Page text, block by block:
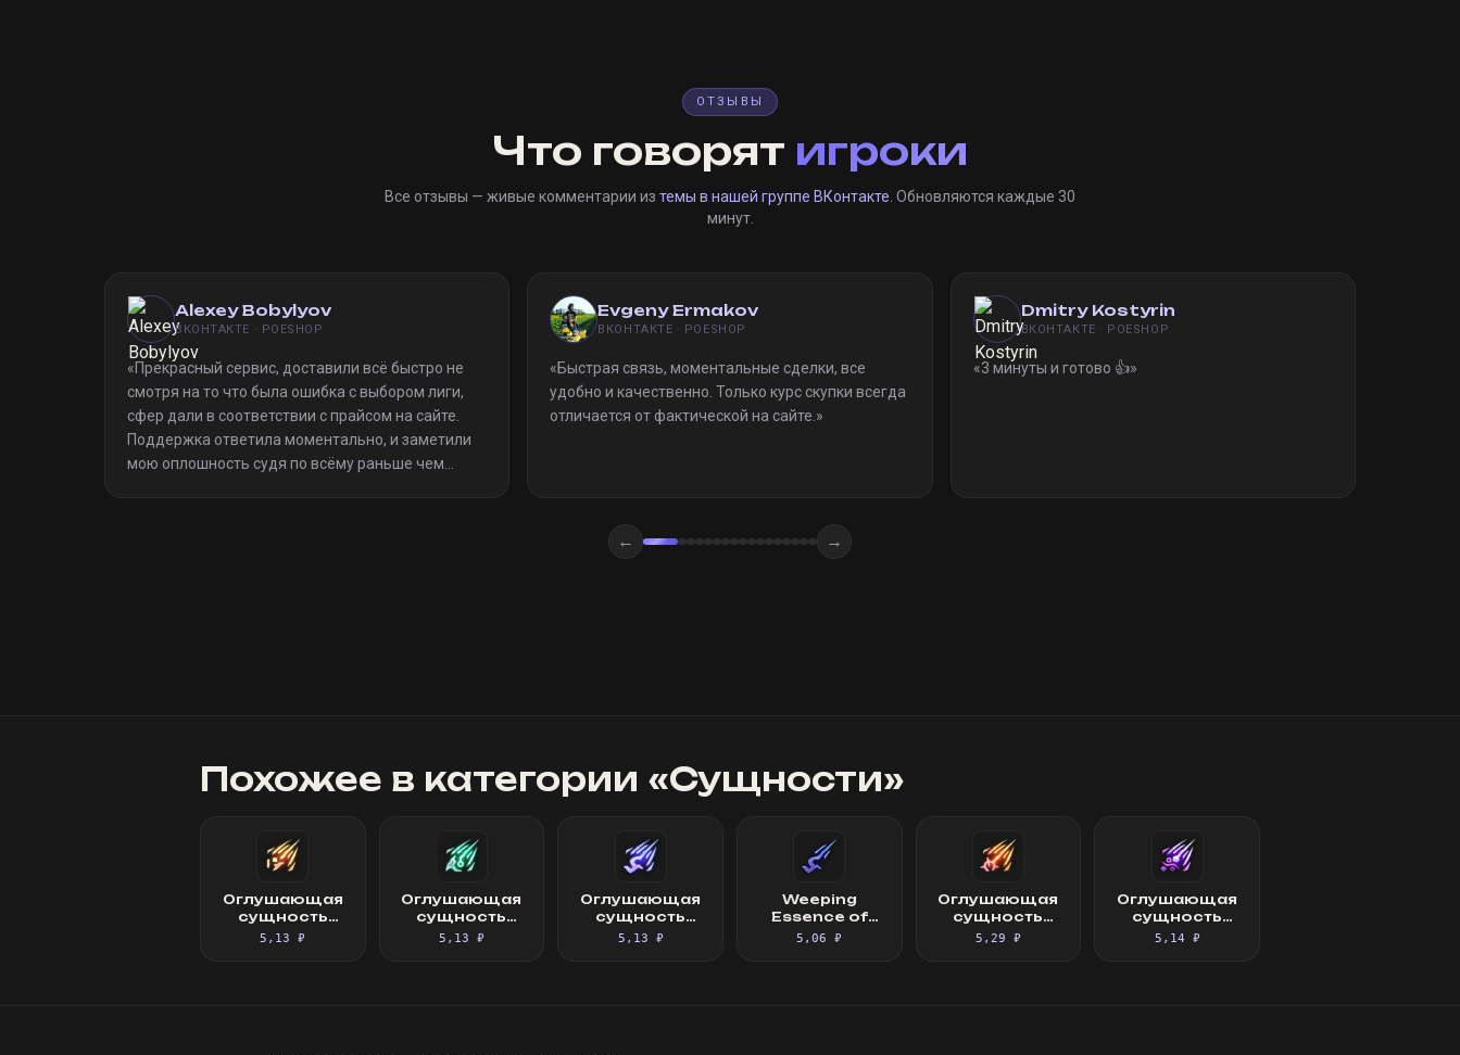
ОТЗЫВЫ
Что говорят игроки
Все отзывы — живые комментарии из темы в нашей группе ВКонтакте . Обновляются каждые 30
минут.
Alexey Bobylyov
ВКОНТАКТЕ · POESHOP
«Прекрасный сервис, доставили всё быстро не
смотря на то что была ошибка с выбором лиги,
сфер дали в соответствии с прайсом на сайте.
Поддержка ответила моментально, и заметили
мою оплошность судя по всёму раньше чем
Evgeny Ermakov
ВКОНТАКТЕ · POESHOP
«Быстрая связь, моментальные сделки, все
удобно и качественно. Только курс скупки всегда
отличается от фактической на сайте. »
Dmitry Kostyrin
ВКОНТАКТЕ · POESHOP
«3 минуты и готово 👍»
← →
Похожее в категории «Сущности»
Оглушающая
сущность
сомнения
5,13 ₽
Оглушающая
сущность
страха
5,13 ₽
Оглушающая
сущность
жадности
5,13 ₽
Weeping
Essence of
Greed
5,06 ₽
Оглушающая
сущность
отвращения
5,29 ₽
Оглушающая
сущность
тоски
5,14 ₽